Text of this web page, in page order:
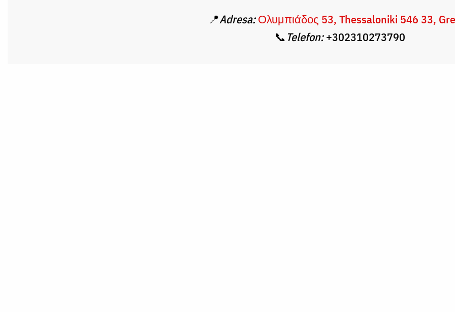
📍Adresa: Ολυμπιάδος 53, Thessaloniki 546 33,
📞 Telefon: +302310273790